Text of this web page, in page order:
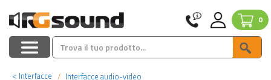
0
< Interfacce Interfacce audio-video